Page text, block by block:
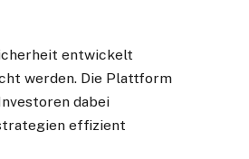
entwickelt
werden. Die Plattform
dabei
effizient